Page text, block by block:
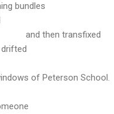
bundles
and then transfixed
of Peterson School.